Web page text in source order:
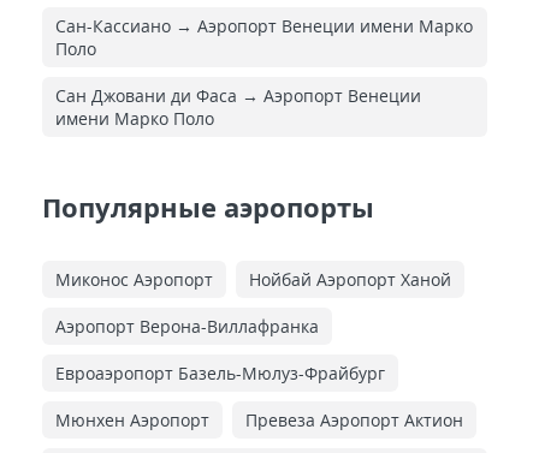
Сан-Кассиано → Аэропорт Венеции имени Марко
Поло
Сан Джовани ди Фаса → Аэропорт Венеции
имени Марко Поло
Популярные аэропорты
Миконос Аэропорт Нойбай Аэропорт Ханой
Аэропорт Верона-Виллафранка
Евроаэропорт Базель-Мюлуз-Фрайбург
Мюнхен Аэропорт Превеза Аэропорт Актион